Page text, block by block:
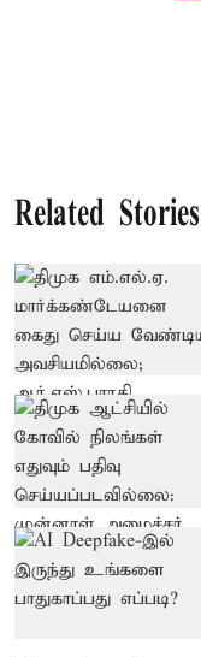
Related Stories